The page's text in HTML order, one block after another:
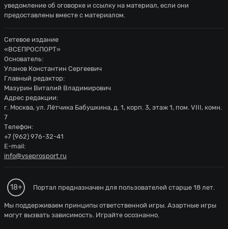
уведомление об оговорке и ссылку на материал, если они
предоставлены вместе с материалом.
Сетевое издание
«ВСЕПРОСПОРТ»
Основатель:
Уланов Константин Сергеевич
Главный редактор:
Мазурин Виталий Владимирович
Адрес редакции:
г. Москва, ул. Лётчика Бабушкина, д. 1, корп. 3, этаж 1, пом. VIII, комн.
7
Телефон:
+7 (962) 976-32-41
E-mail:
info@vseprosport.ru
18+ Портал предназначен для пользователей старше 18 лет.
Мы поддерживаем принципы ответственной игры. Азартные игры
могут вызвать зависимость. Играйте осознанно.